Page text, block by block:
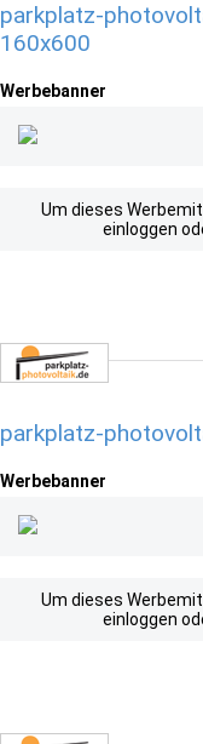
parkplatz-
160x600
Werbebanner
Um dieses
einloggen
parkplatz-
Werbebanner
Um dieses
einloggen